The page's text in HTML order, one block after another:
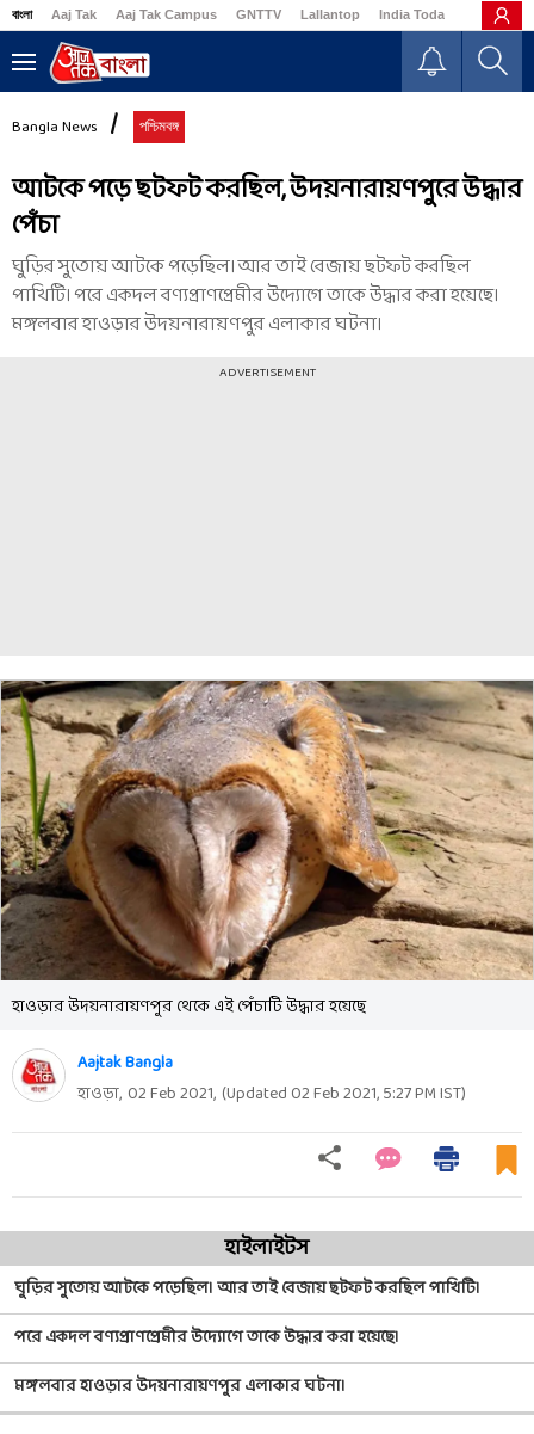
বাংলা Aaj Tak Aaj Tak Campus GNTTV Lallantop India Today Business
Bangla News পশ্চিমবঙ্গ
আটকে পড়ে ছটফট করছিল, উদয়নারায়ণপুরে উদ্ধার
পেঁচা
ঘুড়ির সুতোয় আটকে পড়েছিল। আর তাই বেজায় ছটফট করছিল
পাখিটি। পরে একদল বণ্যপ্রাণপ্রেমীর উদ্যোগে তাকে উদ্ধার করা হয়েছে।
মঙ্গলবার হাওড়ার উদয়নারায়ণপুর এলাকার ঘটনা।
ADVERTISEMENT
হাওড়ার উদয়নারায়ণপুর থেকে এই পেঁচাটি উদ্ধার হয়েছে
Aajtak Bangla
হাওড়া, 02 Feb 2021, (Updated 02 Feb 2021, 5:27 PMIST)
হাইলাইটস
ঘুড়ির সুতোয় আটকে পড়েছিল। আর তাই বেজায় ছটফট করছিল পাখিটি।
পরে একদল বণ্যপ্রাণপ্রেমীর উদ্যোগে তাকে উদ্ধার করা হয়েছে।
মঙ্গলবার হাওড়ার উদয়নারায়ণপুর এলাকার ঘটনা।